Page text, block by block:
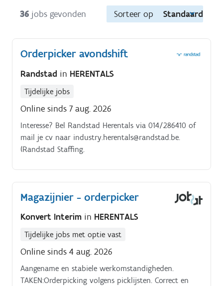
36 jobs gevonden Sorteer op Standaard
Orderpicker avondshift
Randstad in HERENTALS
Tijdelijke jobs
Online sinds 7 aug. 2026
Interesse? Bel Randstad Herentals via 014/286410 of
mail je cv naar industry.herentals@randstad.be.
(Randstad Staffing.
Magazijnier - orderpicker
Konvert Interim in HERENTALS
Tijdelijke jobs met optie vast
Online sinds 4 aug. 2026
Aangename en stabiele werkomstandigheden.
TAKEN:Orderpicking volgens picklijsten. Correct en